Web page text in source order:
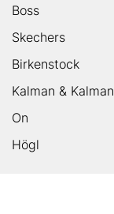
Boss
Skechers
Birkenstock
Kalman & Kalman
On
Högl